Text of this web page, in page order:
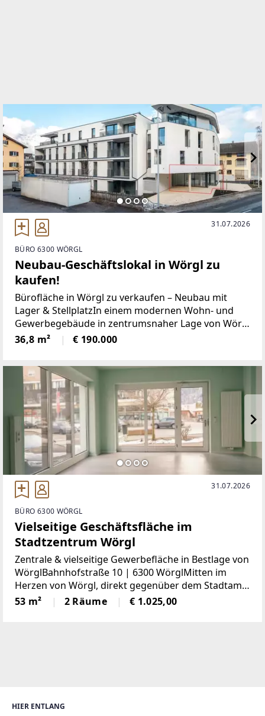
HIER ENTLANG
31.07.2026
BÜRO 6300 WÖRGL
Neubau-Geschäftslokal in Wörgl zu
kaufen!
Bürofläche in Wörgl zu verkaufen – Neubau mit
Lager & StellplatzIn einem modernen Wohn- und
Gewerbegebäude in zentrumsnaher Lage von Wörgl
steht eine attraktive Büroeinheit zum Verkauf. Die
Immobilie überzeugt durch hochwertige Bauweise,
36,8 m² € 190.000
31.07.2026
BÜRO 6300 WÖRGL
Vielseitige Geschäftsfläche im
Stadtzentrum Wörgl
Zentrale & vielseitige Gewerbefläche in Bestlage von
WörglBahnhofstraße 10 | 6300 WörglMitten im
Herzen von Wörgl, direkt gegenüber dem Stadtamt
und in unmittelbarer Nachbarschaft zu Banken,
Einzelhandel, Gastronomie und
53 m² 2 Räume € 1.025,00